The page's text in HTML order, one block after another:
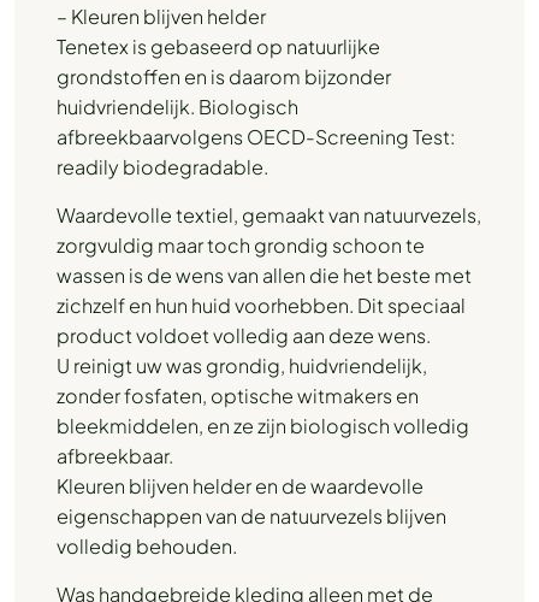
– Kleuren blijven helder
Tenetex is gebaseerd op natuurlijke
grondstoffen en is daarom bijzonder
huidvriendelijk. Biologisch
afbreekbaarvolgens OECD-Screening Test:
readily biodegradable.
Waardevolle textiel, gemaakt van natuurvezels,
zorgvuldig maar toch grondig schoon te
wassen is de wens van allen die het beste met
zichzelf en hun huid voorhebben. Dit speciaal
product voldoet volledig aan deze wens.
U reinigt uw was grondig, huidvriendelijk,
zonder fosfaten, optische witmakers en
bleekmiddelen, en ze zijn biologisch volledig
afbreekbaar.
Kleuren blijven helder en de waardevolle
eigenschappen van de natuurvezels blijven
volledig behouden.
Was handgebreide kleding alleen met de